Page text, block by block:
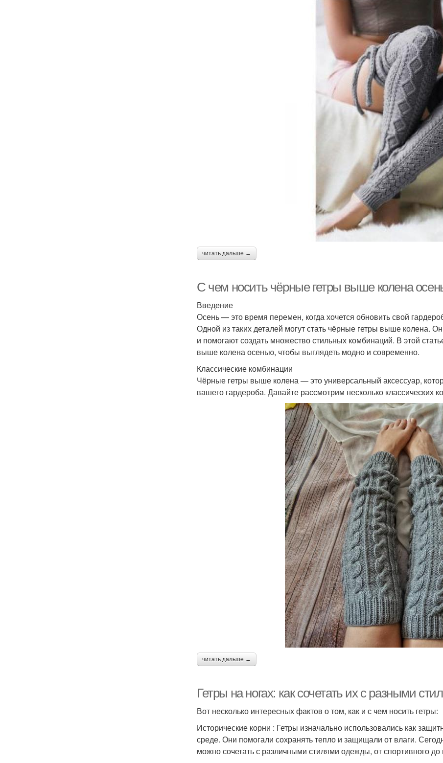
читать дальше →
С чем носить чёрные гетры выше колена
Введение
Осень — это время перемен, когда хочется обновить свой
Одной из таких деталей могут стать чёрные гетры выше колена.
и помогают создать множество стильных комбинаций. В этой
выше колена осенью, чтобы выглядеть модно и современно.
Классические комбинации
Чёрные гетры выше колена — это универсальный аксессуар,
вашего гардероба. Давайте рассмотрим несколько классических
читать дальше →
Гетры на ногах: как сочетать их с разными
Вот несколько интересных фактов о том, как и с чем носить гетры:
Исторические корни : Гетры изначально использовались как
среде. Они помогали сохранять тепло и защищали от влаги.
можно сочетать с различными стилями одежды, от спортивного до